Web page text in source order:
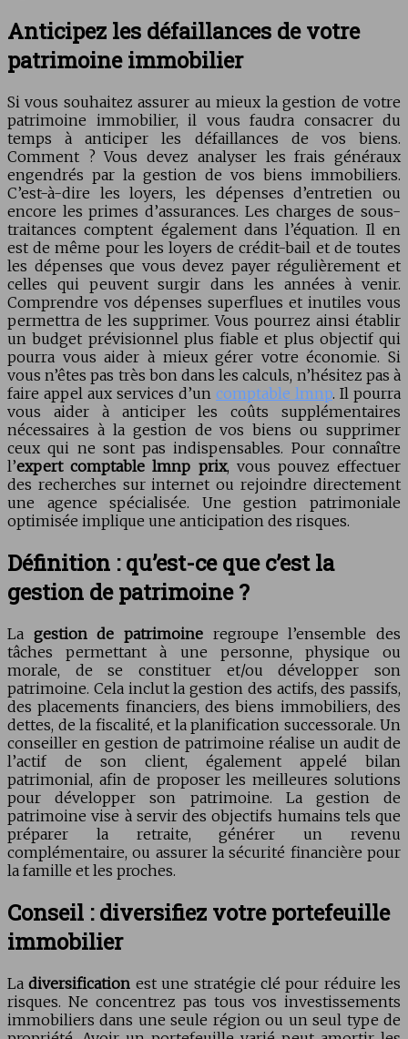
Anticipez les défaillances de votre
patrimoine immobilier
Si vous souhaitez assurer au mieux la gestion de votre
patrimoine immobilier, il vous faudra consacrer du
temps à anticiper les défaillances de vos biens.
Comment ? Vous devez analyser les frais généraux
engendrés par la gestion de vos biens immobiliers.
C’est-à-dire les loyers, les dépenses d’entretien ou
encore les primes d’assurances. Les charges de sous-
traitances comptent également dans l’équation. Il en
est de même pour les loyers de crédit-bail et de toutes
les dépenses que vous devez payer régulièrement et
celles qui peuvent surgir dans les années à venir.
Comprendre vos dépenses superflues et inutiles vous
permettra de les supprimer. Vous pourrez ainsi établir
un budget prévisionnel plus fiable et plus objectif qui
pourra vous aider à mieux gérer votre économie. Si
vous n’êtes pas très bon dans les calculs, n’hésitez pas à
faire appel aux services d’un comptable lmnp. Il pourra
vous aider à anticiper les coûts supplémentaires
nécessaires à la gestion de vos biens ou supprimer
ceux qui ne sont pas indispensables. Pour connaître
l’expert comptable lmnp prix, vous pouvez effectuer
des recherches sur internet ou rejoindre directement
une agence spécialisée. Une gestion patrimoniale
optimisée implique une anticipation des risques.
Définition : qu’est-ce que c’est la
gestion de patrimoine ?
La gestion de patrimoine regroupe l’ensemble des
tâches permettant à une personne, physique ou
morale, de se constituer et/ou développer son
patrimoine. Cela inclut la gestion des actifs, des passifs,
des placements financiers, des biens immobiliers, des
dettes, de la fiscalité, et la planification successorale. Un
conseiller en gestion de patrimoine réalise un audit de
l’actif de son client, également appelé bilan
patrimonial, afin de proposer les meilleures solutions
pour développer son patrimoine. La gestion de
patrimoine vise à servir des objectifs humains tels que
préparer la retraite, générer un revenu
complémentaire, ou assurer la sécurité financière pour
la famille et les proches.
Conseil : diversifiez votre portefeuille
immobilier
Ladiversification est une stratégie clé pour réduire les
risques. Ne concentrez pas tous vos investissements
immobiliers dans une seule région ou un seul type de